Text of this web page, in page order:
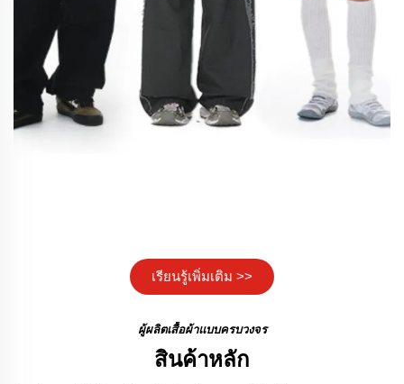
เรียนรู้เพิ่มเติม >>
ผู้ผลิตเสื้อผ้าแบบครบวงจร
สินค้าหลัก